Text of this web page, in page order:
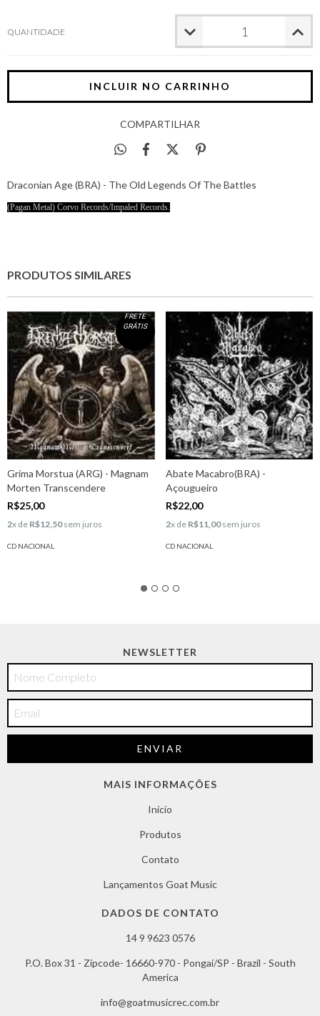
QUANTIDADE
COMPARTILHAR
Draconian Age (BRA) - The Old Legends Of The Battles
(Pagan Metal) Corvo Records/Impaled Records.
PRODUTOS SIMILARES
FRETE
GRÁTIS
Grima Morstua (ARG) - Magnam
Morten Transcendere
R$25,00
2x de R$12,50sem juros
CD NACIONAL
Abate Macabro(BRA) -
Açougueiro
R$22,00
2x de R$11,00sem juros
CD NACIONAL
NEWSLETTER
MAIS INFORMAÇÕES
Início
Produtos
Contato
Lançamentos Goat Music
DADOS DE CONTATO
14 9 9623 0576
P.O. Box 31 - Zipcode- 16660-970 - Pongaí/SP - Brazil - South
America
info@goatmusicrec.com.br